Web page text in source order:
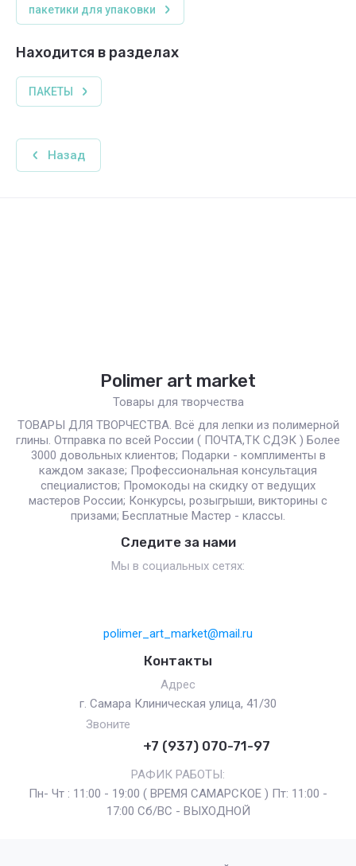
пакетики для упаковки
Находится в разделах
ПАКЕТЫ
Назад
Polimer art market
Товары для творчества
ТОВАРЫ ДЛЯ ТВОРЧЕСТВА. Всё для лепки из полимерной
глины. Отправка по всей России ( ПОЧТА,ТК СДЭК ) Более
3000 довольных клиентов; Подарки - комплименты в
каждом заказе; Профессиональная консультация
специалистов; Промокоды на скидку от ведущих
мастеров России; Конкурсы, розыгрыши, викторины с
призами; Бесплатные Мастер - классы.
Следите за нами
Мы в социальных сетях:
polimer_art_market@mail.ru
Контакты
Адрес
г. Самара Клиническая улица, 41/30
Звоните
+7 (937) 070-71-97
РАФИК РАБОТЫ:
Пн- Чт : 11:00 - 19:00 ( ВРЕМЯ САМАРСКОЕ ) Пт: 11:00 -
17:00 Сб/ВС - ВЫХОДНОЙ